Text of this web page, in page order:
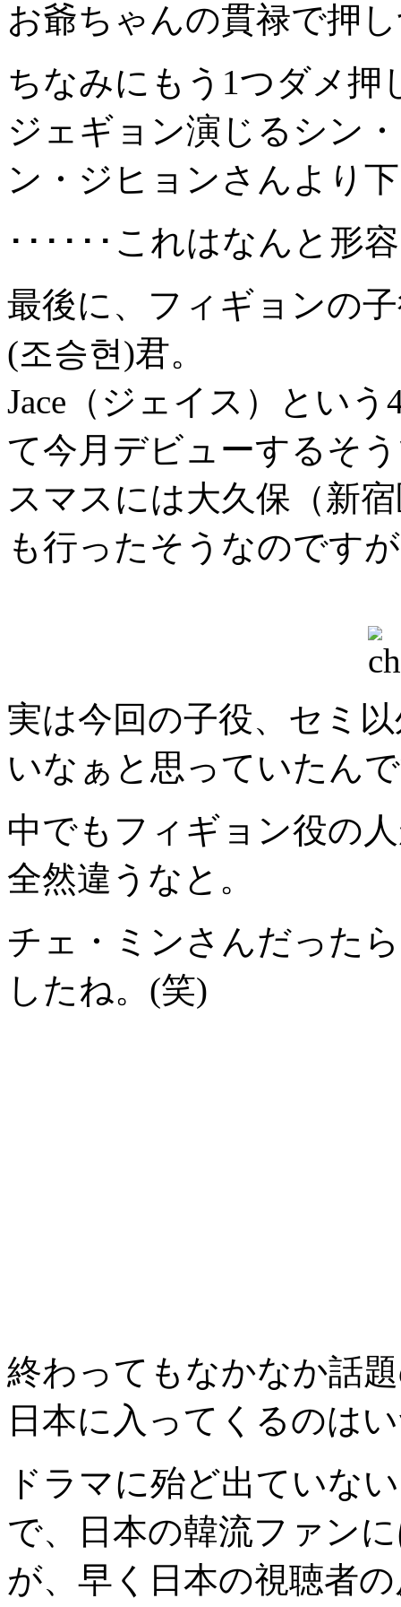
お爺ちゃんの貫禄で押
ちなみにもう1つダメ押
ジェギョン演じるシン
ン・ジヒョンさんより
･･････これはなんと形
最後に、フィギョンの
(조승현)君。
Jace（ジェイス）とい
て今月デビューするそ
スマスには大久保（新
も行ったそうなのです
実は今回の子役、セミ
いなぁと思っていたん
中でもフィギョン役の
全然違うなと。
チェ・ミンさんだった
したね。(笑)
終わってもなかなか話
日本に入ってくるのは
ドラマに殆ど出ていな
で、日本の韓流ファン
が、早く日本の視聴者